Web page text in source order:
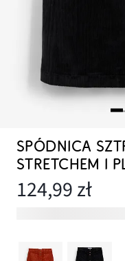
SPÓDNICA
STRETCHEM I
124,99 zł